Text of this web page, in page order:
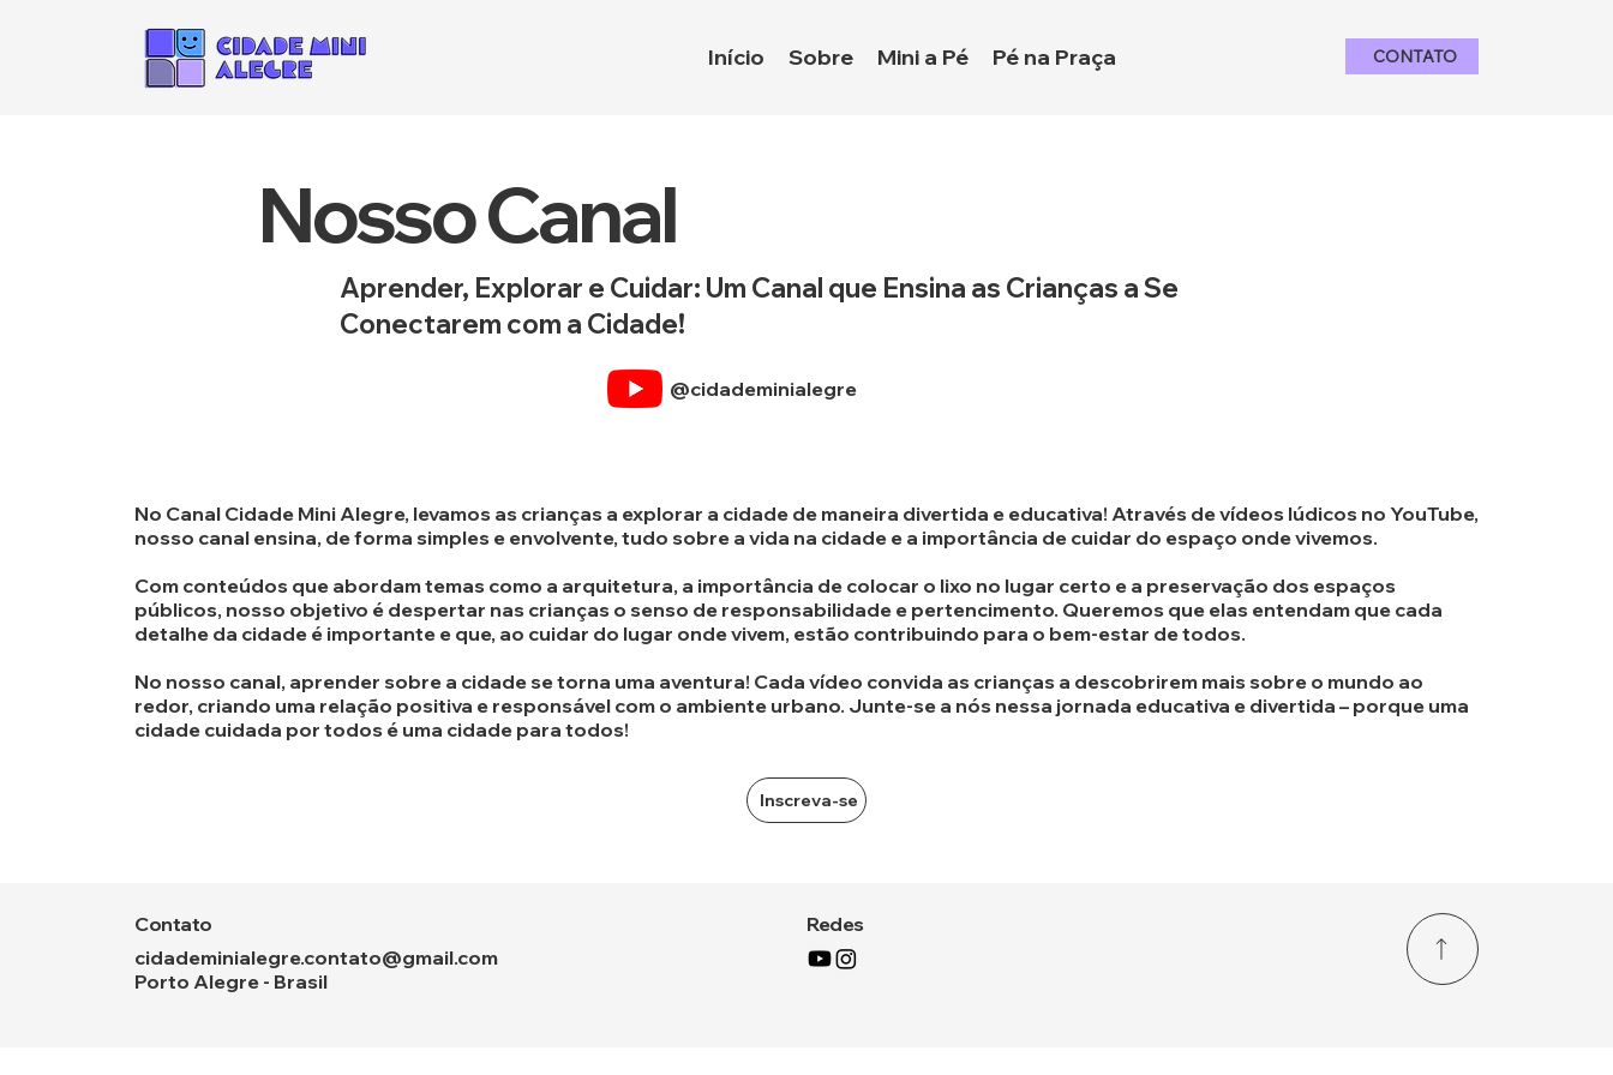
Início Sobre Mini a Pé Pé na Praça CONTATO
Nosso Canal
Aprender, Explorar e Cuidar: Um Canal que Ensina as Crianças a Se
Conectarem com a Cidade!
@cidademinialegre
No Canal Cidade Mini Alegre, levamos as crianças a explorar a cidade de maneira divertida e educativa! Através de vídeos lúdicos no YouTube,
nosso canal ensina, de forma simples e envolvente, tudo sobre a vida na cidade e a importância de cuidar do espaço onde vivemos.
Com conteúdos que abordam temas como a arquitetura, a importância de colocar o lixo no lugar certo e a preservação dos espaços
públicos, nosso objetivo é despertar nas crianças o senso de responsabilidade e pertencimento. Queremos que elas entendam que cada
detalhe da cidade é importante e que, ao cuidar do lugar onde vivem, estão contribuindo para o bem-estar de todos.
No nosso canal, aprender sobre a cidade se torna uma aventura! Cada vídeo convida as crianças a descobrirem mais sobre o mundo ao
redor, criando uma relação positiva e responsável com o ambiente urbano. Junte-se a nós nessa jornada educativa e divertida – porque uma
cidade cuidada por todos é uma cidade para todos!
Inscreva-se
Contato
cidademinialegre.contato@gmail.com
Porto Alegre - Brasil
Redes